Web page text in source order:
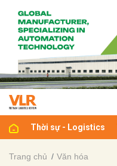
Thời sự - Logistics
Trang chủ Văn hóa
luận